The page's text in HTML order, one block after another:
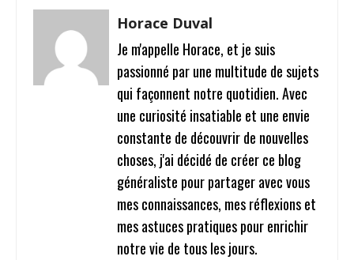
Horace Duval
Je m'appelle Horace, et je suis
passionné par une multitude de sujets
qui façonnent notre quotidien. Avec
une curiosité insatiable et une envie
constante de découvrir de nouvelles
choses, j'ai décidé de créer ce blog
généraliste pour partager avec vous
mes connaissances, mes réflexions et
mes astuces pratiques pour enrichir
notre vie de tous les jours.